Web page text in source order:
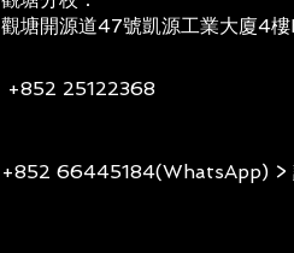
觀塘開源道47號凱源工業大廈4樓
+852 25122368
+852 66445184(WhatsApp) >